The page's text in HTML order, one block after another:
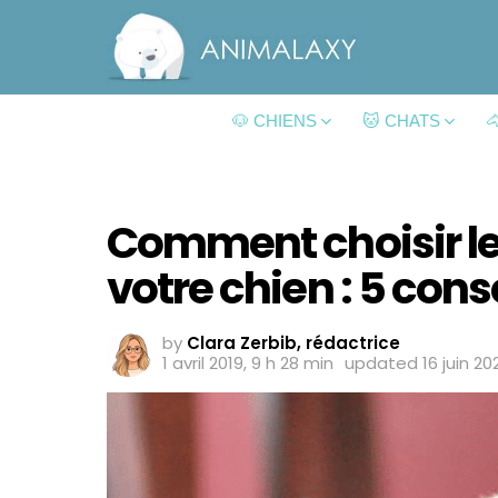
🐶 CHIENS 🐱 CHATS
Comment choisir
votre chien : 5
by Clara Zerbib, rédactrice
1 avril 2019, 9 h 28 min updated 16 juin